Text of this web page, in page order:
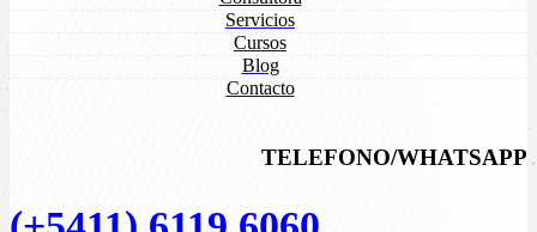
Servicios
Cursos
Blog
Contacto
TELEFONO/WHATSAPP